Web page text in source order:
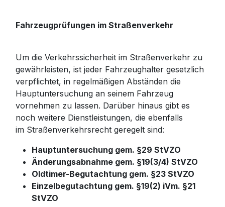
Fahrzeugprüfungen im Straßenverkehr
Um die Verkehrssicherheit im Straßenverkehr zu
gewährleisten, ist jeder Fahrzeughalter gesetzlich
verpflichtet, in regelmäßigen Abständen die
Hauptuntersuchung an seinem Fahrzeug
vornehmen zu lassen. Darüber hinaus gibt es
noch weitere Dienstleistungen, die ebenfalls
im Straßenverkehrsrecht geregelt sind:
Hauptuntersuchung gem. §29 StVZO
Änderungsabnahme gem. §19(3/4) StVZO
Oldtimer-Begutachtung gem. §23 StVZO
Einzelbegutachtung gem. §19(2) iVm. §21
StVZO